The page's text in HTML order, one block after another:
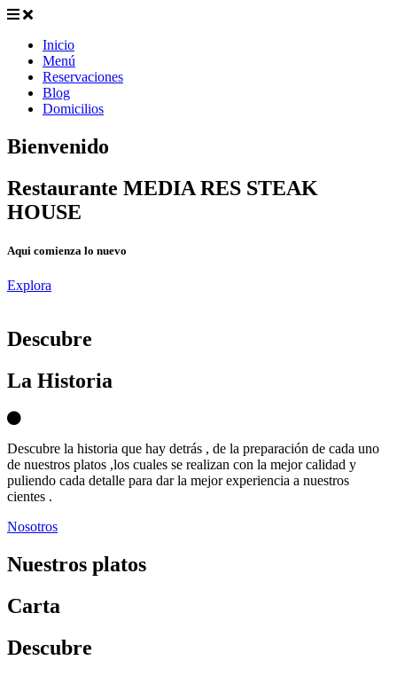
Inicio
Menú
Reservaciones
Blog
Domicilios
Bienvenido
Restaurante MEDIA RES STEAK
HOUSE
Aqui comienza lo nuevo
Explora
Descubre
La Historia
Descubre la historia que hay detrás , de la preparación de cada uno
de nuestros platos ,los cuales se realizan con la mejor calidad y
puliendo cada detalle para dar la mejor experiencia a nuestros
cientes .
Nosotros
Nuestros platos
Carta
Descubre